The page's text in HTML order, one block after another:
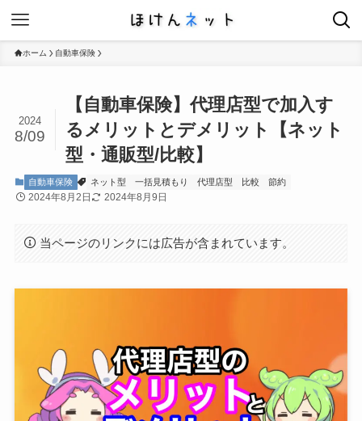
ホーム 自動車保険
【自動車保険】代理店型で加入す
るメリットとデメリット【ネット
型・通販型/比較】
2024
8/09
自動車保険 ネット型 一括見積もり 代理店型 比較 節約
2024年8月2日 2024年8月9日
当ページのリンクには広告が含まれています。